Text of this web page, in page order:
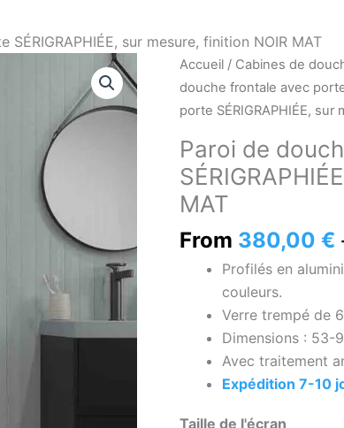
sur mesure, finition NOIR MAT
Accueil / Cabines de
douche frontale avec
porte SÉRIGRAPHIÉE, sur
Paroi de
MAT
From 380,00 €
Profilés en
couleurs.
Verre trempé de
Dimensions : 53-
Avec traitement
Expédition 7-10
Taille de l'écran
quantité
de
Paroi
douche
frontale
OPEN
porte
SÉRIGRAPHIÉE,
mesure,
finition
NOIR
MAT